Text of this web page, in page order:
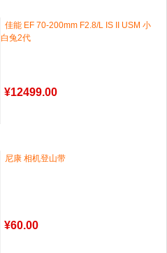
佳能 EF 70-200mm F2.8/L IS II USM 小
白兔2代
¥12499.00
尼康 相机登山带
¥60.00